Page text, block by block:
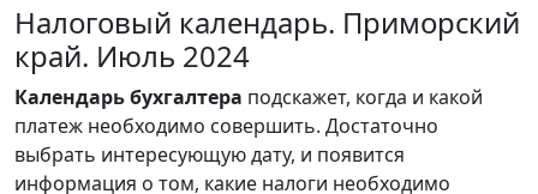
Налоговый календарь. Приморский
край. Июль 2024
Календарьбухгалтера подскажет, когда и какой
платеж необходимо совершить. Достаточно
выбрать интересующую дату, и появится
информация о том, какие налоги необходимо